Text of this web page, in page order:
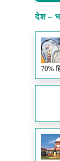
देश –
70%